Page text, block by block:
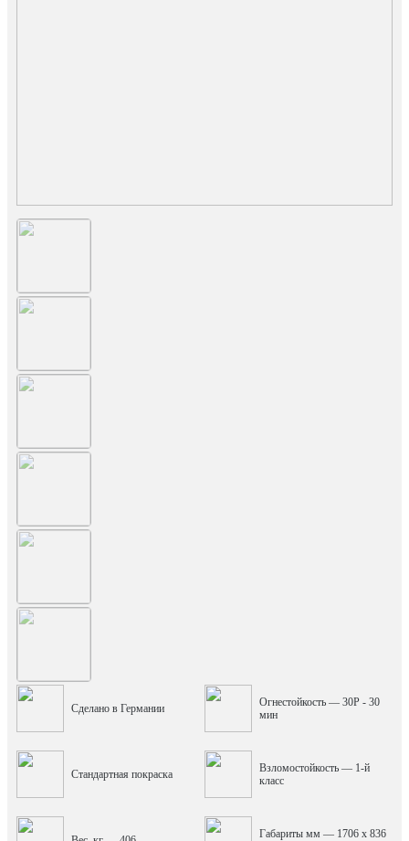
Сделано в Германии
Огнестойкость — 30P - 30
мин
Стандартная покраска
Взломостойкость — 1-й
класс
Габариты мм — 1706 x 836